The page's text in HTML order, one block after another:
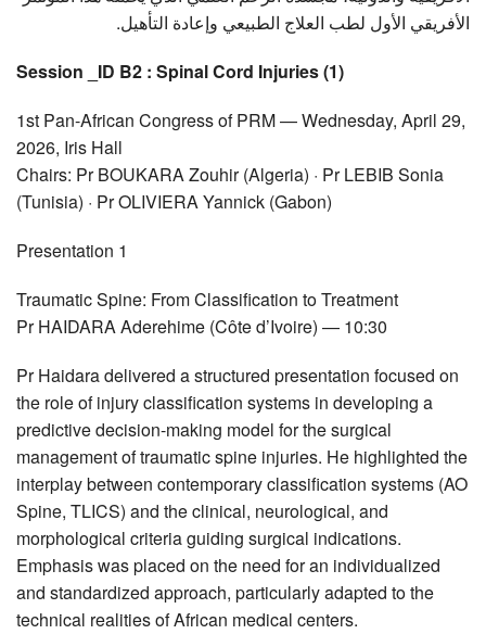
الأفريقي الأول لطب العلاج الطبيعي وإعادة التأهيل.​​​​​​​​​​​​​​​​
Session _ID B2 : Spinal Cord Injuries (1)
1st Pan-African Congress ofPRM— Wednesday, April 29,
2026, Iris Hall
Chairs: PrBOUKARAZouhir (Algeria) · PrLEBIB Sonia
(Tunisia) · PrOLIVIERAYannick (Gabon)
Presentation 1
Traumatic Spine: From Classification to Treatment
PrHAIDARAAderehime (Côte d’Ivoire) — 10:30
Pr Haidara delivered a structured presentation focused on
the role of injury classification systems in developing a
predictive decision-making model for the surgical
management of traumatic spine injuries. He highlighted the
interplay between contemporary classification systems (AO
Spine, TLICS) and the clinical, neurological, and
morphological criteria guiding surgical indications.
Emphasis was placed on the need for an individualized
and standardized approach, particularly adapted to the
technical realities of African medical centers.